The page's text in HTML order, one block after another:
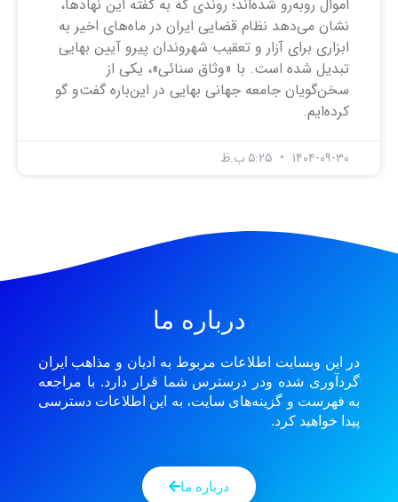
اموال روبه‌رو شده‌اند؛ روندی که به گفته این نهاد‌ها،
نشان می‌دهد نظام قضایی ایران در ماه‌های اخیر به
ابزاری برای آزار و تعقیب شهروندان پیرو آیین بهایی
تبدیل شده است. با «وثاق سنائی»، یکی از
سخن‌گویان جامعه جهانی بهایی در این‌باره گفت‌و گو
کرده‌ایم.
۱۴۰۴-۰۹-۳۰
درباره ما
در این وبسایت اطلاعات مربوط به ادیان و مذاهب ایران
گردآوری شده ودر درسترس شما قرار دارد. با مراجعه
به فهرست و گزینه‌های سایت، به این اطلاعات دسترسی
پیدا خواهید کرد.
درباره ما